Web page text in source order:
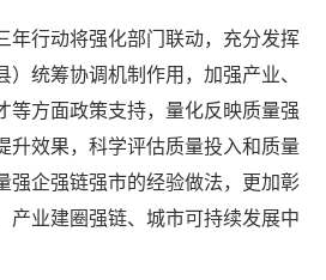
年行动将强化部门联动，充分发挥
）统筹协调机制作用，加强产业、
等方面政策支持，量化反映质量强
升效果，科学评估质量投入和质量
强企强链强市的经验做法，更加彰
产业建圈强链、城市可持续发展中